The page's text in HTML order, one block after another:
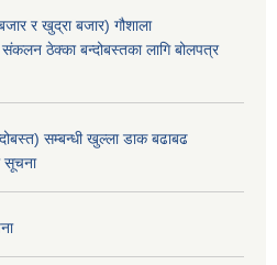
र खुद्रा बजार) गौशाला
ठेक्का बन्दोबस्तका लागि बोलपत्र
सम्बन्धी खुल्ला डाक बढाबढ
सूचना